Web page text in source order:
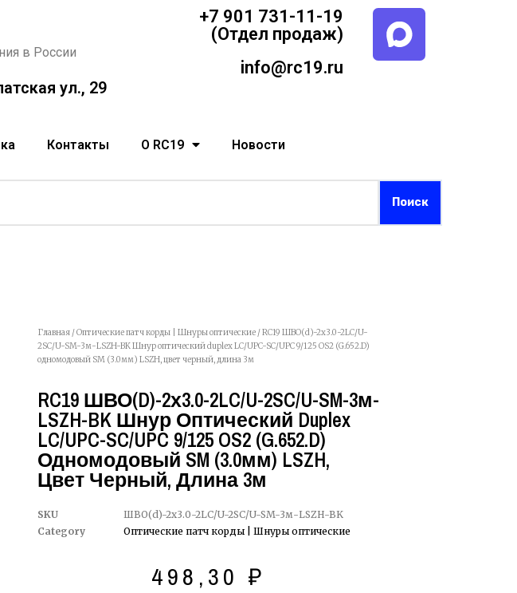
в России
ул., 29
+7 901 731-11-19
(Отдел продаж)
info@rc19.ru
Контакты О RC19 Новости
Главная /Оптические патч корды | Шнуры оптические / RC19 ШВО(d)-2х3.0-2LC/U-
2SC/U-SM-3м-LSZH-BK Шнур оптический duplex LC/UPC-SC/UPC 9/125 OS2 (G.652.D)
одномодовый SM (3.0мм) LSZH, цвет черный, длина 3м
RC19 ШВО(d)-2х3.0-2LC/U-2SC/U-SM-3м-
LSZH-BK Шнур Оптический Duplex
LC/UPC-SC/UPC 9/125 OS2 (G.652.D)
Одномодовый SM (3.0мм) LSZH,
Цвет Черный, Длина 3м
SKU
ШВО(d)-2х3.0-2LC/U-2SC/U-SM-3м-LSZH-BK
Category
Оптические патч корды | Шнуры оптические
498,30₽